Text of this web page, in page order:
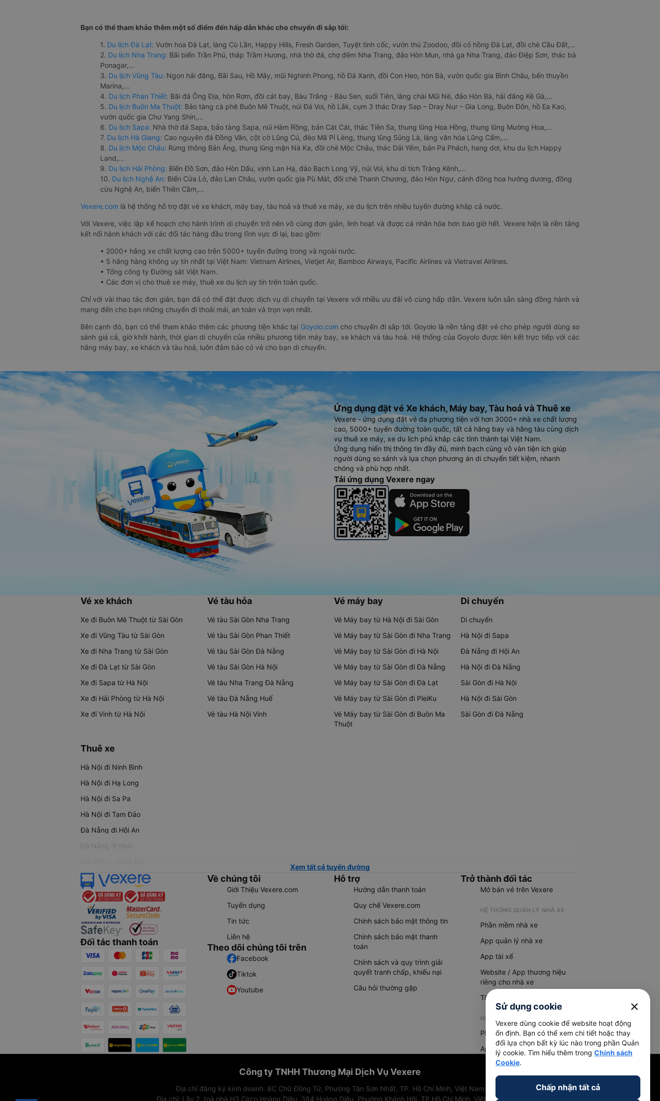
Bạn có thể tham khảo thêm một số điểm đến hấp dẫn khác cho chuyến đi sắp tới:
1. Du lịch Đà Lạt: Vườn hoa Đà Lạt, làng Cù Lần, Happy Hills, Fresh Garden, Tuyệt tình cốc, vườn thú Zoodoo, đồi cỏ hồng Đà Lạt, đồi chè Cầu Đất,...
2. Du lịch Nha Trang: Bãi biển Trần Phú, tháp Trầm Hương, nhà thờ đá, chợ đêm Nha Trang, đảo Hòn Mun, nhà ga Nha Trang, đảo Điệp Sơn, thác bà
Ponagar,...
3. Du lịch Vũng Tàu: Ngọn hải đăng, Bãi Sau, Hồ Mây, mũi Nghinh Phong, hồ Đá Xanh, đồi Con Heo, hòn Bà, vườn quốc gia Bình Châu, bến thuyền
Marina,...
4. Du lịch Phan Thiết: Bãi đá Ông Địa, hòn Rơm, đồi cát bay, Bàu Trắng - Bàu Sen, suối Tiên, làng chài Mũi Né, đảo Hòn Bà, hải đăng Kê Gà,...
5. Du lịch Buôn Ma Thuột: Bảo tàng cà phê Buôn Mê Thuột, núi Đá Voi, hồ Lắk, cụm 3 thác Dray Sap – Dray Nur – Gia Long, Buôn Đôn, hồ Ea Kao,
vườn quốc gia Chư Yang Shin,...
6. Du lịch Sapa: Nhà thờ đá Sapa, bảo tàng Sapa, núi Hàm Rồng, bản Cát Cát, thác Tiên Sa, thung lũng Hoa Hồng, thung lũng Mường Hoa,...
7. Du lịch Hà Giang: Cao nguyên đá Đồng Văn, cột cờ Lũng Cú, đèo Mã Pí Lèng, thung lũng Sủng Là, làng văn hóa Lũng Cẩm,...
8. Du lịch Mộc Châu: Rừng thông Bản Áng, thung lũng mận Nà Ka, đồi chè Mộc Châu, thác Dải Yếm, bản Pa Phách, hang dơi, khu du lịch Happy
Land,...
9. Du lịch Hải Phòng: Biển Đồ Sơn, đảo Hòn Dấu, vịnh Lan Hạ, đảo Bạch Long Vỹ, núi Voi, khu di tích Tràng Kênh,...
10. Du lịch Nghệ An: Biển Cửa Lò, đảo Lan Châu, vườn quốc gia Pù Mát, đồi chè Thanh Chương, đảo Hòn Ngư, cánh đồng hoa hướng dương, đồng
cừu Nghệ An, biển Thiên Cầm,...
Vexere.com là hệ thống hỗ trợ đặt vé xe khách, máy bay, tàu hoả và thuê xe máy, xe du lịch trên nhiều tuyến đường khắp cả nước.
Với Vexere, việc lập kế hoạch cho hành trình di chuyển trở nên vô cùng đơn giản, linh hoạt và được cá nhân hóa hơn bao giờ hết. Vexere hiện là nền tảng
kết nối hành khách với các đối tác hàng đầu trong lĩnh vực đi lại, bao gồm:
• 2000+ hãng xe chất lượng cao trên 5000+ tuyến đường trong và ngoài nước.
• 5 hãng hàng không uy tín nhất tại Việt Nam: Vietnam Airlines, Vietjet Air, Bamboo Airways, Pacific Airlines và Vietravel Airlines.
• Tổng công ty Đường sắt Việt Nam.
• Các đơn vị cho thuê xe máy, thuê xe du lịch uy tín trên toàn quốc.
Chỉ với vài thao tác đơn giản, bạn đã có thể đặt được dịch vụ di chuyển tại Vexere với nhiều ưu đãi vô cùng hấp dẫn. Vexere luôn sẵn sàng đồng hành và
mang đến cho bạn những chuyến đi thoải mái, an toàn và trọn vẹn nhất.
Bên cạnh đó, bạn có thể tham khảo thêm các phương tiện khác tại Goyolo.com cho chuyến đi sắp tới. Goyolo là nền tảng đặt vé cho phép người dùng so
sánh giá cả, giờ khởi hành, thời gian di chuyển của nhiều phương tiện máy bay, xe khách và tàu hoả. Hệ thống của Goyolo được liên kết trực tiếp với các
hãng máy bay, xe khách và tàu hoả, luôn đảm bảo có vé cho bạn di chuyển.
Ứng dụng đặt vé Xe khách, Máy bay, Tàu hoả và Thuê xe
Vexere - ứng dụng đặt vé đa phương tiện với hơn 3000+ nhà xe chất lượng
cao, 5000+ tuyến đường toàn quốc, tất cả hãng bay và hãng tàu cùng dịch
vụ thuê xe máy, xe du lịch phủ khắp các tỉnh thành tại Việt Nam.
Ứng dụng hiển thị thông tin đầy đủ, minh bạch cùng vô vàn tiện ích giúp
người dùng so sánh và lựa chọn phương án di chuyển tiết kiệm, nhanh
chóng và phù hợp nhất.
Tải ứng dụng Vexere ngay
Vé xe khách
Xe đi Buôn Mê Thuột từ Sài Gòn
Xe đi Vũng Tàu từ Sài Gòn
Xe đi Nha Trang từ Sài Gòn
Xe đi Đà Lạt từ Sài Gòn
Xe đi Sapa từ Hà Nội
Xe đi Hải Phòng từ Hà Nội
Xe đi Vinh từ Hà Nội
Vé tàu hỏa
Vé tàu Sài Gòn Nha Trang
Vé tàu Sài Gòn Phan Thiết
Vé tàu Sài Gòn Đà Nẵng
Vé tàu Sài Gòn Hà Nội
Vé tàu Nha Trang Đà Nẵng
Vé tàu Đà Nẵng Huế
Vé tàu Hà Nội Vinh
Vé máy bay
Vé Máy bay từ Hà Nội đi Sài Gòn
Vé Máy bay từ Sài Gòn đi Nha Trang
Vé Máy bay từ Sài Gòn đi Hà Nội
Vé Máy bay từ Sài Gòn đi Đà Nẵng
Vé Máy bay từ Sài Gòn đi Đà Lạt
Vé Máy bay từ Sài Gòn đi PleiKu
Vé Máy bay từ Sài Gòn đi Buôn Ma
Thuột
Di chuyển
Di chuyển
Hà Nội đi Sapa
Đà Nẵng đi Hội An
Hà Nội đi Đà Nẵng
Sài Gòn đi Hà Nội
Hà Nội đi Sài Gòn
Sài Gòn đi Đà Nẵng
Thuê xe
Hà Nội đi Ninh Bình
Hà Nội đi Hạ Long
Hà Nội đi Sa Pa
Hà Nội đi Tam Đảo
Đà Nẵng đi Hội An
Đà Nẵng đi Huế
Xem tất cả tuyến đường
Đối tác thanh toán
Về chúng tôi
Giới Thiệu Vexere.com
Tuyển dụng
Tin tức
Liên hệ
Theo dõi chúng tôi trên
Facebook
Tiktok
Youtube
Hỗ trợ
Hướng dẫn thanh toán
Quy chế Vexere.com
Chính sách bảo mật thông tin
Chính sách bảo mật thanh
toán
Chính sách và quy trình giải
quyết tranh chấp, khiếu nại
Câu hỏi thường gặp
Trở thành đối tác
Mở bán vé trên Vexere
HỆ THỐNG QUẢN LÝ NHÀ XE
Phần mềm nhà xe
App quản lý nhà xe
App tài xế
Website / App thương hiệu
riêng cho nhà xe
Tổng đài AI
HỆ THỐNG QUẢN LÝ HÀNG HOÁ
Phần mềm quản lý hàng hoá
App quản lý hàng hoá
Công ty TNHH Thương Mại Dịch Vụ Vexere
Địa chỉ đăng ký kinh doanh: 8C Chữ Đồng Tử, Phường Tân Sơn Nhất, TP. Hồ Chí Minh, Việt Nam
Địa chỉ: Lầu 2, toà nhà H3 Circo Hoàng Diệu, 384 Hoàng Diệu, Phường Khánh Hội, TP Hồ Chí Minh, Việt Nam
Sử dụng cookie close
Vexere dùng cookie để website hoạt động
ổn định. Bạn có thể xem chi tiết hoặc thay
đổi lựa chọn bất kỳ lúc nào trong phần Quản
lý cookie. Tìm hiểu thêm trong Chính sách
Cookie.
Chấp nhận tất cả